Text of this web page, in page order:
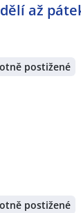
až
postižené
postižené